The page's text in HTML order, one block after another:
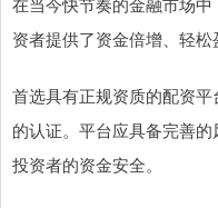
资者提供了资金倍增、轻松
首选具有正规资质的配资
的认证。平台应具备完善
投资者的资金安全。